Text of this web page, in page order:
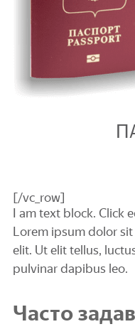
[/vc_row]
I am text block. Click
Lorem ipsum dolor
elit. Ut elit tellus,
pulvinar dapibus leo.
Часто